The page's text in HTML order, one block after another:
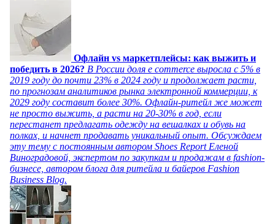
Офлайн vs маркетплейсы: как выжить и
победить в 2026? В России доля e commerce выросла с 5% в
2019 году до почти 23% в 2024 году и продолжает расти,
по прогнозам аналитиков рынка электронной коммерции, к
2029 году составит более 30%. Офлайн-ритейл же может
не просто выжить, а расти на 20-30% в год, если
перестанет предлагать одежду на вешалках и обувь на
полках, и начнет продавать уникальный опыт. Обсуждаем
эту тему с постоянным автором Shoes Report Еленой
Виноградовой, экспертом по закупкам и продажам в fashion-
бизнесе, автором блога для ритейла и байеров Fashion
Business Blog.